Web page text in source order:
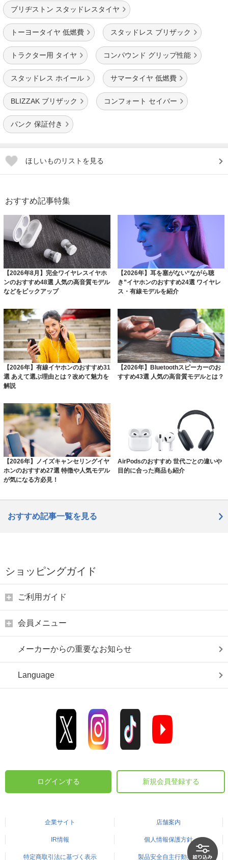
ブリヂストン スタッドレスタイヤ
トーヨータイヤ 低燃費 スタッドレス ブリザック
トラクター用 タイヤ コンパウンド グリップ性能
スタッドレス ホイール サマータイヤ 低燃費
BLIZZAK ブリザック コンフォート セイバー
パンク 保証付き
ほしいものリストを見る
おすすめ記事特集
【2026年8月】完全ワイヤレスイヤホ
ンのおすすめ48選 人気の高音質モデル
などをピックアップ
【2026年】耳を塞がない“ながら聴
き”イヤホンのおすすめ24選 ワイヤレ
ス・有線モデルを紹介
【2026年】有線イヤホンのおすすめ31
選 あえて選ぶ理由とは？改めて魅力を
解説
【2026年】Bluetoothスピーカーのお
すすめ43選 人気の高音質モデルとは？
【2026年】ノイズキャンセリングイヤ
ホンのおすすめ27選 特徴や人気モデル
が気になる方必見！
AirPodsのおすすめ 世代ごとの違いや
目的に合った商品も紹介
おすすめ記事一覧を見る
ショッピングガイド
ご利用ガイド
会員メニュー
メーカーからの重要なお知らせ
Language
ログインする 新規会員登録する
企業サイト 店舗案内
IR情報 個人情報保護方針
特定商取引法に基づく表示 製品安全自主行動指針